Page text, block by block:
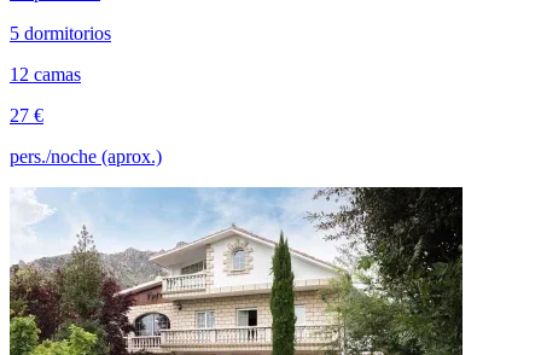
5 dormitorios
12 camas
27 €
pers./noche (aprox.)